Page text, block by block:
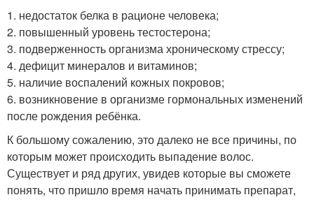
1. недостаток белка в рационе человека;
2. повышенный уровень тестостерона;
3. подверженность организма хроническому стрессу;
4. дефицит минералов и витаминов;
5. наличие воспалений кожных покровов;
6. возникновение в организме гормональных изменений
после рождения ребёнка.
К большому сожалению, это далеко не все причины, по
которым может происходить выпадение волос.
Существует и ряд других, увидев которые вы сможете
понять, что пришло время начать принимать препарат,